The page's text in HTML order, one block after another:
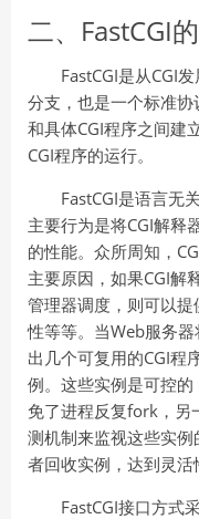
二、FastCGI
FastCGI是从CGI
分支，也是一个标准
和具体CGI程序之间建
CGI程序的运行。
FastCGI是语言无
主要行为是将CGI解释
的性能。众所周知，
主要原因，如果CGI解
管理器调度，则可以
性等等。当Web服务
出几个可复用的CGI程
例。这些实例是可控
免了进程反复fork，另
测机制来监视这些实
者回收实例，达到灵活
FastCGI接口方式